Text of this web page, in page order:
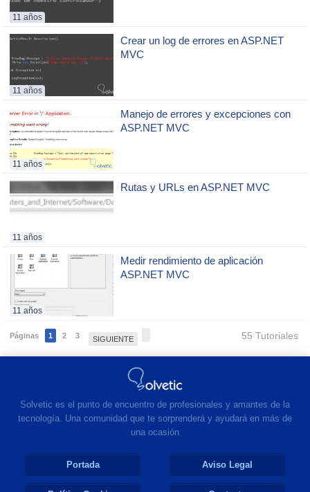
11 años
11 años
Crear un log de errores en ASP.NET
MVC
11 años
Manejo de errores y excepciones con
ASP.NET MVC
11 años
Rutas y URLs en ASP.NET MVC
11 años
Medir rendimiento de aplicación
ASP.NET MVC
55 Tutoriales
Páginas 1 2 3 SIGUIENTE
Solvetic es el punto de encuentro de profesionales y amantes de la
tecnología. Una comunidad que te sorprenderá y ayudará en más de
una ocasión
Portada Aviso Legal